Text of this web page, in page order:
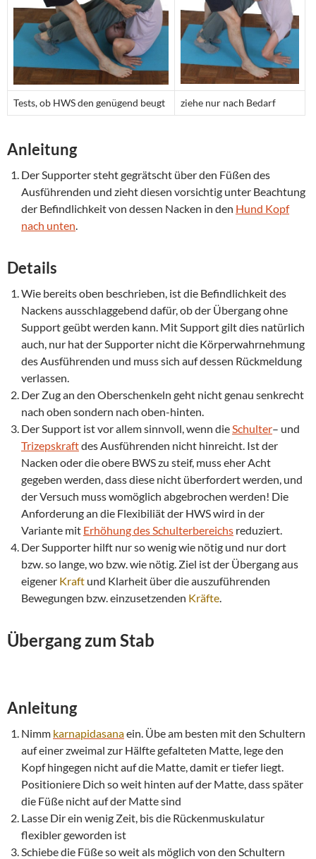
Tests, ob HWS den genügend beugt ziehe nur nach Bedarf
Anleitung
Der Supporter steht gegrätscht über den Füßen des
Ausführenden und zieht diesen vorsichtig unter Beachtung
der Befindlichkeit von dessen Nacken in den Hund Kopf
nach unten
Details
Wie bereits oben beschrieben, ist die Befindlichkeit des
Nackens ausschlaggebend dafür, ob der Übergang ohne
Support geübt werden kann. Mit Support gilt dies natürlich
auch, nur hat der Supporter nicht die Körperwahrnehmung
des Ausführenden und muss sich auf dessen Rückmeldung
verlassen.
Der Zug an den Oberschenkeln geht nicht genau senkrecht
nach oben sondern nach oben-hinten.
Der Support ist vor allem sinnvoll, wenn die Schulter– und
Trizepskraftdes Ausführenden nicht hinreicht. Ist der
Nacken oder die obere BWS zu steif, muss eher Acht
gegeben werden, dass diese nicht überfordert werden, und
der Versuch muss womöglich abgebrochen werden! Die
Anforderung an die Flexibiliät der HWS wird in der
Variante mit Erhöhung des Schulterbereichs reduziert.
Der Supporter hilft nur so wenig wie nötig und nur dort
bzw. so lange, wo bzw. wie nötig. Ziel ist der Übergang aus
eigener Kraft und Klarheit über die auszuführenden
Bewegungen bzw. einzusetzenden Kräfte
Übergang zum Stab
Anleitung
Nimm karnapidasanaein. Übe am besten mit den Schultern
auf einer zweimal zur Hälfte gefalteten Matte, lege den
Kopf hingegen nicht auf die Matte, damit er tiefer liegt.
Positioniere Dich so weit hinten auf der Matte, dass später
die Füße nicht auf der Matte sind
Lasse Dir ein wenig Zeit, bis die Rückenmuskulatur
flexibler geworden ist
Schiebe die Füße so weit als möglich von den Schultern